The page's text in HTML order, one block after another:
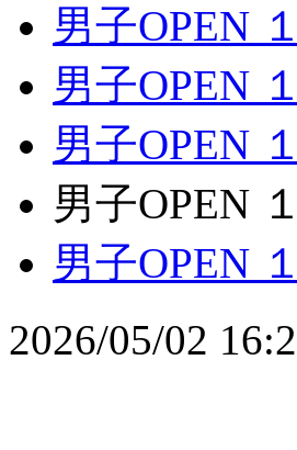
男子OPEN
男子OPEN
男子OPEN
男子OPEN
男子OPEN
2026/05/02